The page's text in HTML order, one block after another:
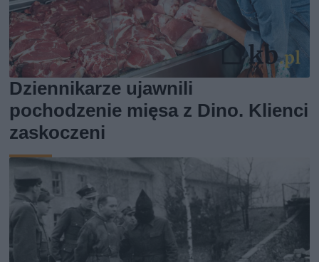
Dziennikarze ujawnili
pochodzenie mięsa z Dino. Klienci
zaskoczeni